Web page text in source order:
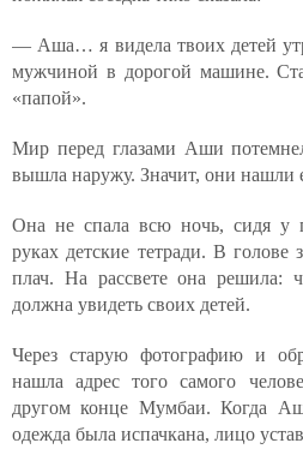
— Аша… я видела твоих детей
мужчиной в дорогой машине.
«папой».
Мир перед глазами Аши
вышла наружу. Значит, они нашли
Она не спала всю ночь, сидя у
руках детские тетради. В голове
плач. На рассвете она решила:
должна увидеть своих детей.
Через старую фотографию и
нашла адрес того самого
другом конце Мумбаи. Когда
одежда была испачкана, лицо